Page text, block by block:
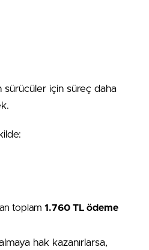
sürücüler için süreç daha
toplam 1.760 TL ödeme
hak kazanırlarsa,